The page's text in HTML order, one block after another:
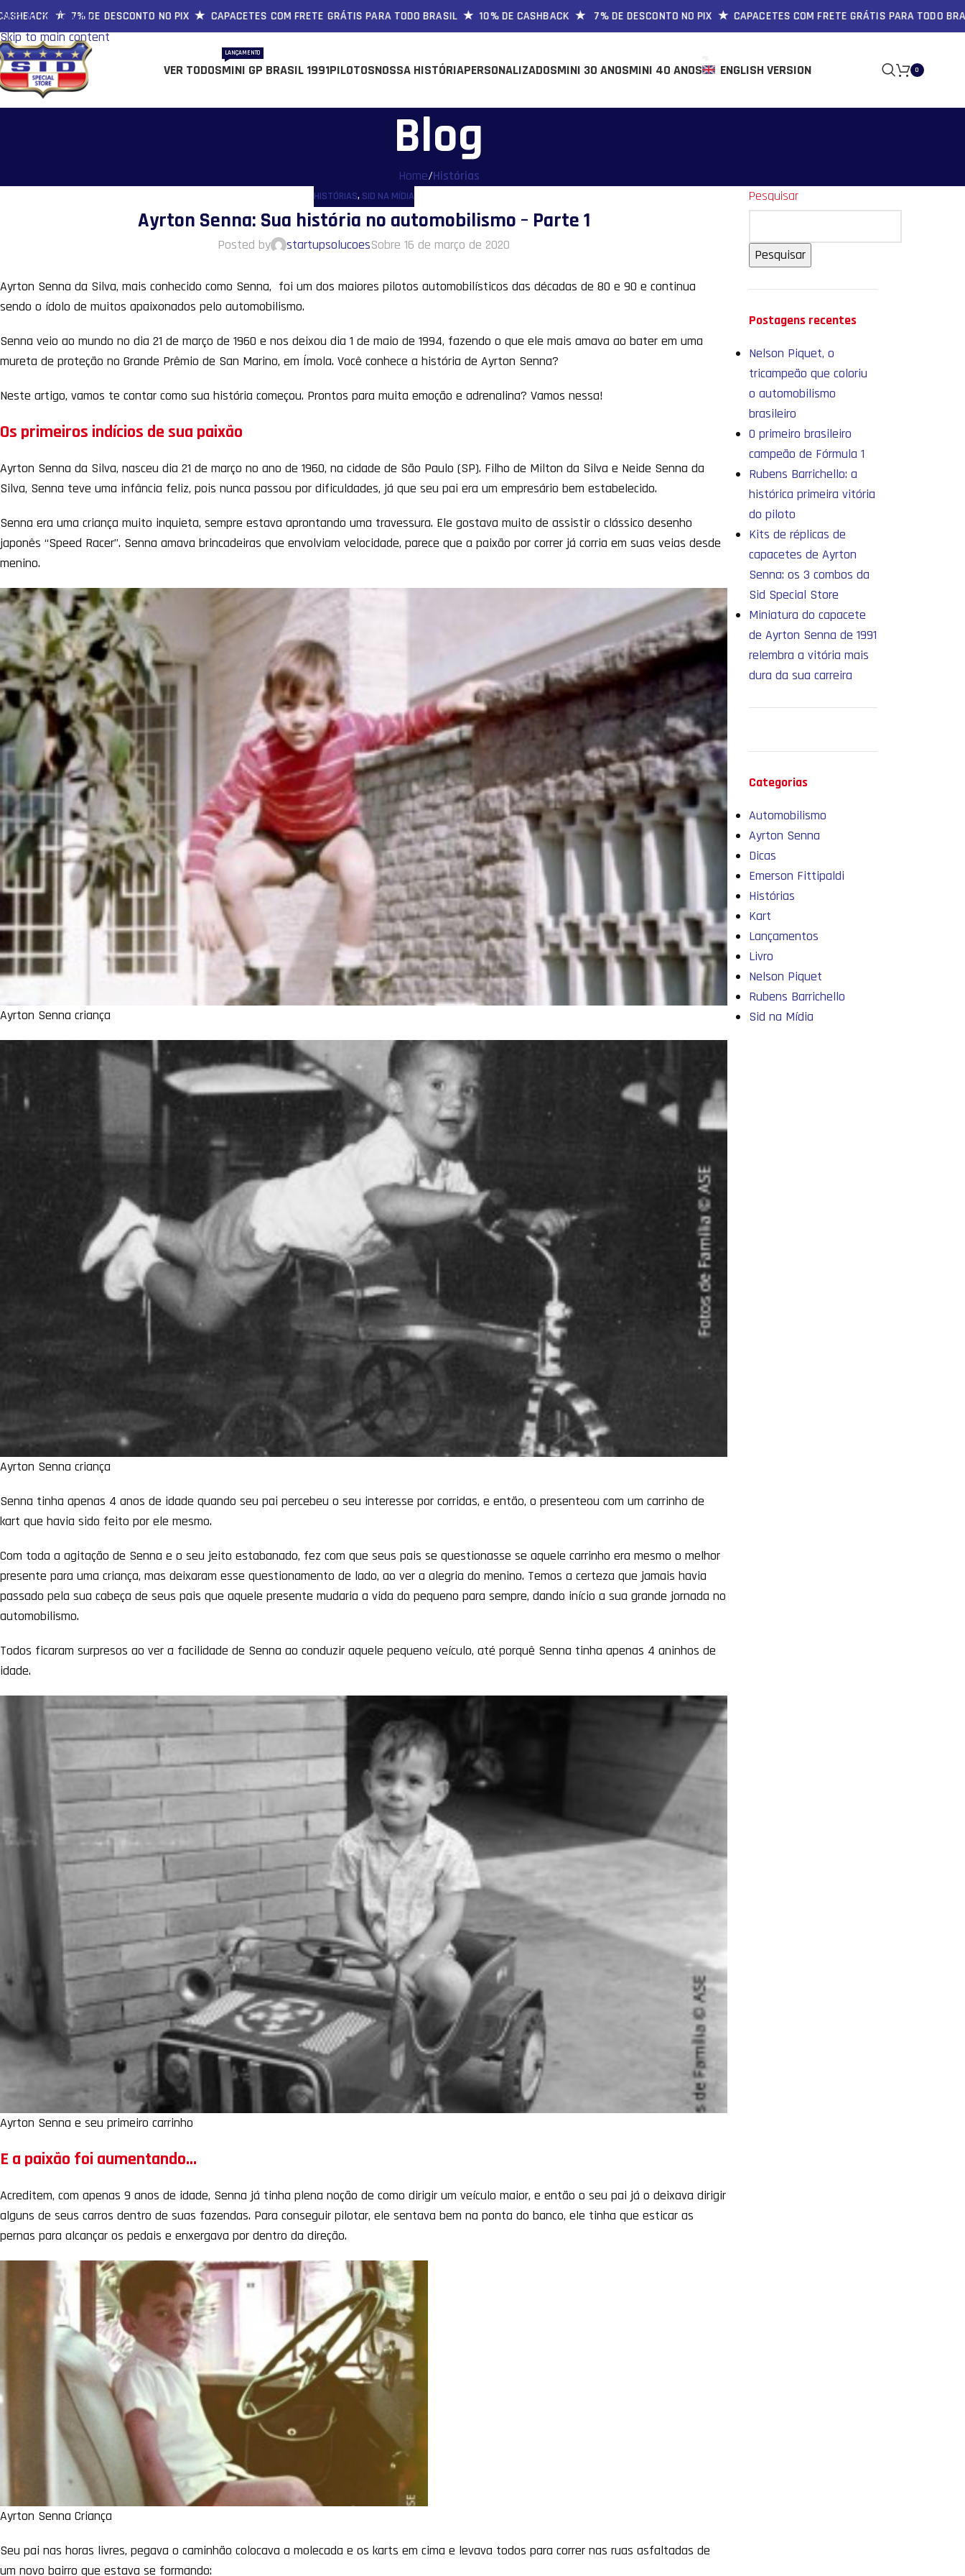
Skip to navigation
Skip to main content
★ 7% DE DESCONTO NO PIX ★ CAPACETES COM FRETE GRÁTIS PARA TODO BRASIL ★ 10% DE CASHBACK ★ 7% DE DESCONTO NO PIX ★ CAPACETES COM FRETE GRÁTIS PARA TODO
VER TODOSMINI GP BRASIL 1991
LANÇAMENTO
PILOTOSNOSSA HISTÓRIAPERSONALIZADOSMINI 30 ANOSMINI 40 ANOS ENGLISH VERSION 0
Blog
Home/Histórias
HISTÓRIAS, SID NA MÍDIA
Ayrton Senna: Sua história no automobilismo – Parte 1
Posted by startupsolucoesSobre 16 de março de 2020
Ayrton Senna da Silva, mais conhecido como Senna, foi um dos maiores pilotos automobilísticos das décadas de 80 e 90 e continua
sendo o ídolo de muitos apaixonados pelo automobilismo.
Senna veio ao mundo no dia 21 de março de 1960 e nos deixou dia 1 de maio de 1994, fazendo o que ele mais amava ao bater em uma
mureta de proteção no Grande Prêmio de San Marino, em Ímola. Você conhece a história de Ayrton Senna?
Neste artigo, vamos te contar como sua história começou. Prontos para muita emoção e adrenalina? Vamos nessa!
Os primeiros indícios de sua paixão
Ayrton Senna da Silva, nasceu dia 21 de março no ano de 1960, na cidade de São Paulo (SP). Filho de Milton da Silva e Neide Senna da
Silva, Senna teve uma infância feliz, pois nunca passou por dificuldades, já que seu pai era um empresário bem estabelecido.
Senna era uma criança muito inquieta, sempre estava aprontando uma travessura. Ele gostava muito de assistir o clássico desenho
japonês “Speed Racer”. Senna amava brincadeiras que envolviam velocidade, parece que a paixão por correr já corria em suas veias desde
menino.
Ayrton Senna criança
Ayrton Senna criança
Senna tinha apenas 4 anos de idade quando seu pai percebeu o seu interesse por corridas, e então, o presenteou com um carrinho de
kart que havia sido feito por ele mesmo.
Com toda a agitação de Senna e o seu jeito estabanado, fez com que seus pais se questionasse se aquele carrinho era mesmo o melhor
presente para uma criança, mas deixaram esse questionamento de lado, ao ver a alegria do menino. Temos a certeza que jamais havia
passado pela sua cabeça de seus pais que aquele presente mudaria a vida do pequeno para sempre, dando início a sua grande jornada no
automobilismo.
Todos ficaram surpresos ao ver a facilidade de Senna ao conduzir aquele pequeno veículo, até porquê Senna tinha apenas 4 aninhos de
idade.
Ayrton Senna e seu primeiro carrinho
E a paixão foi aumentando…
Acreditem, com apenas 9 anos de idade, Senna já tinha plena noção de como dirigir um veículo maior, e então o seu pai já o deixava dirigir
alguns de seus carros dentro de suas fazendas. Para conseguir pilotar, ele sentava bem na ponta do banco, ele tinha que esticar as
pernas para alcançar os pedais e enxergava por dentro da direção.
Ayrton Senna Criança
Seu pai nas horas livres, pegava o caminhão colocava a molecada e os karts em cima e levava todos para correr nas ruas asfaltadas de
um novo bairro que estava se formando:
Pesquisar
Pesquisar
Postagens recentes
Nelson Piquet, o
tricampeão que coloriu
o automobilismo
brasileiro
O primeiro brasileiro
campeão de Fórmula 1
Rubens Barrichello: a
histórica primeira vitória
do piloto
Kits de réplicas de
capacetes de Ayrton
Senna: os 3 combos da
Sid Special Store
Miniatura do capacete
de Ayrton Senna de 1991
relembra a vitória mais
dura da sua carreira
Categorias
Automobilismo
Ayrton Senna
Dicas
Emerson Fittipaldi
Histórias
Kart
Lançamentos
Livro
Nelson Piquet
Rubens Barrichello
Sid na Mídia